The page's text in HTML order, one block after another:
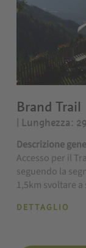
Brand Trail
| Lunghezza:
Descrizione
Accesso per il
seguendo la
1,5km svoltare
DETTAGLIO